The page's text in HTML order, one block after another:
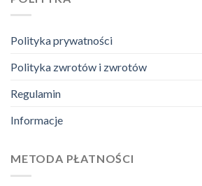
Polityka prywatności
Polityka zwrotów i zwrotów
Regulamin
Informacje
METODA PŁATNOŚCI